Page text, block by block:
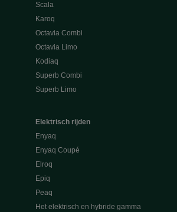
Scala
Karoq
Octavia Combi
Octavia Limo
Kodiaq
Superb Combi
Superb Limo
Elektrisch rijden
Enyaq
Enyaq Coupé
Elroq
Epiq
Peaq
Het elektrisch en hybride gamma